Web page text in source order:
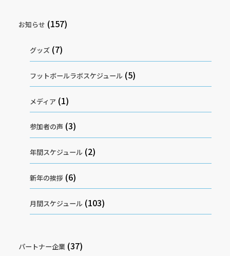
お知らせ (157)
グッズ (7)
フットボールラボスケジュール (5)
メディア (1)
参加者の声 (3)
年間スケジュール (2)
新年の挨拶 (6)
月間スケジュール (103)
パートナー企業 (37)